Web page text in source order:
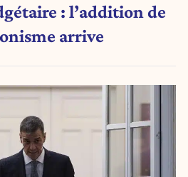
: l’addition de
arrive